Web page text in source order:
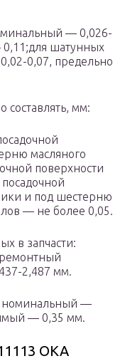
— 0,026-
шатунных
0,07, предельно
составлять, мм:
масляного
поверхности
и под шестерню
— не более 0,05.
в запчасти:
2,487 мм.
номинальный —
— 0,35 мм.
ОКА